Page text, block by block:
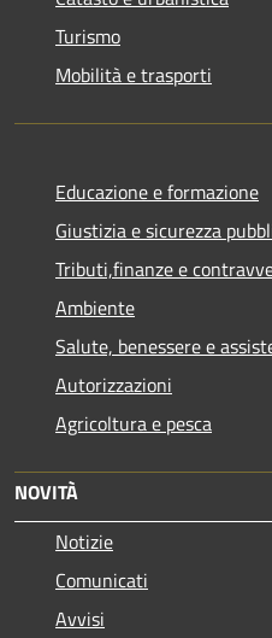
Turismo
Mobilità e trasporti
Educazione e formazione
Giustizia e sicurezza
Tributi,finanze e
Ambiente
Salute, benessere e
Autorizzazioni
Agricoltura e pesca
NOVITÀ
Notizie
Comunicati
Avvisi